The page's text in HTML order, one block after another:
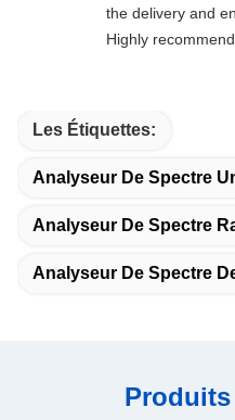
the delivery and
Highly
Les Étiquettes:
Analyseur De Spectre
Analyseur De Spectre
Analyseur De Spectre